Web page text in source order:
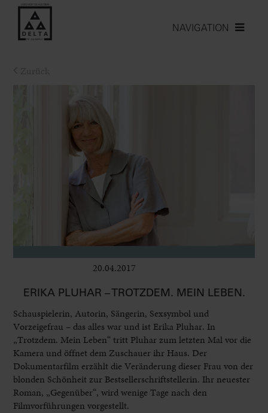
NAVIGATION
20.04.2017
ERIKA PLUHAR – TROTZDEM. MEIN LEBEN.
Schauspiele­rin, Autorin, Sängerin, Sexsymbol und
Vorzeigefrau – das alles war und ist Erika Pluhar. In
„Trotzdem. Mein Leben“ tritt Pluhar zum letzten Mal vor die
Kamera und öffnet dem Zuschauer ihr Haus. Der
Dokumentarfilm erzählt die Veränderung dieser Frau von der
blonden Schönheit zur Bestsellerschriftstellerin. Ihr neuester
Roman, „Gegenüber“, wird wenige Tage nach den
Filmvorführungen vorgestellt.